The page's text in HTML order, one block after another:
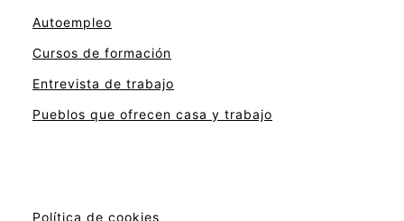
Autoempleo
Cursos de formación
Entrevista de trabajo
Pueblos que ofrecen casa y trabajo
Política de cookies